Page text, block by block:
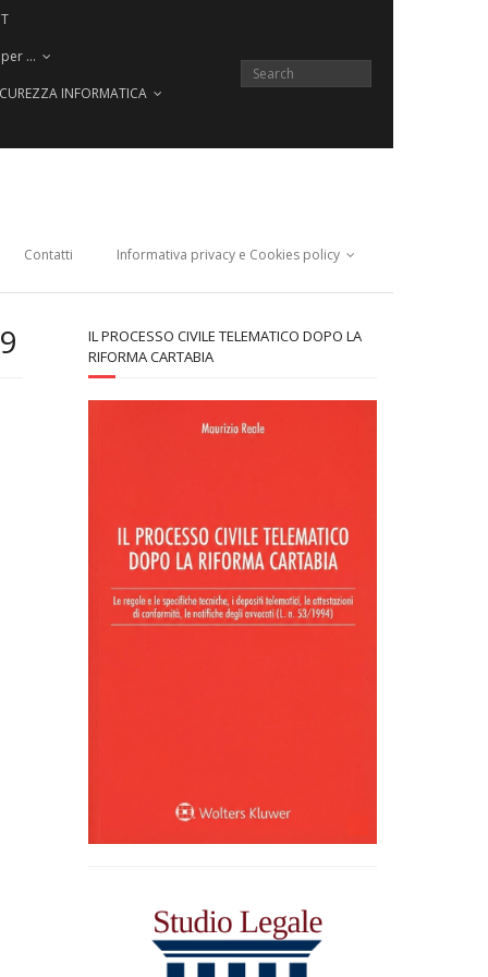
…
INFORMATICA
Contatti Informativa privacy e Cookies policy
IL PROCESSO CIVILE TELEMATICO DOPO LA
RIFORMA CARTABIA